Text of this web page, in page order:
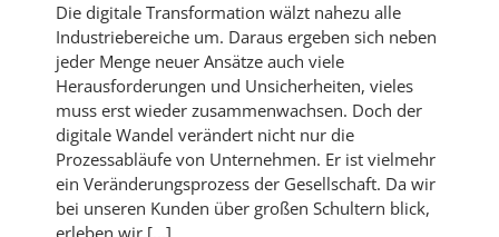
Die digitale Transformation wälzt nahezu alle
Industriebereiche um. Daraus ergeben sich neben
jeder Menge neuer Ansätze auch viele
Herausforderungen und Unsicherheiten, vieles
muss erst wieder zusammenwachsen. Doch der
digitale Wandel verändert nicht nur die
Prozessabläufe von Unternehmen. Er ist vielmehr
ein Veränderungsprozess der Gesellschaft. Da wir
bei unseren Kunden über großen Schultern blick,